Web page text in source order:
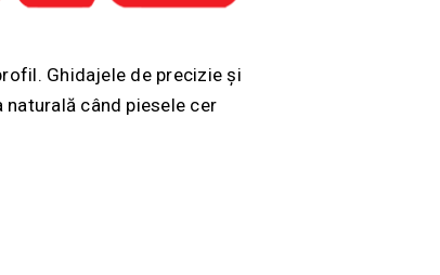
Ghidajele de precizie și
când piesele cer